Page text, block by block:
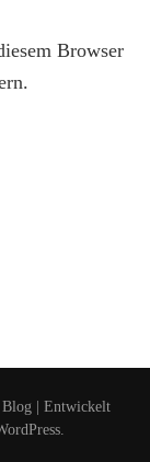
Browser
| Entwickelt